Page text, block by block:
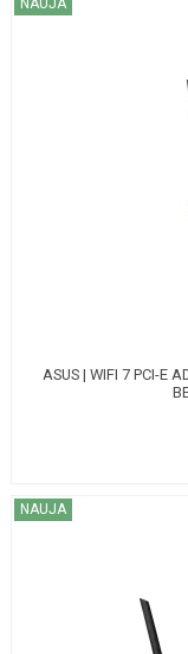
ASUS | WIFI 7 PCI-E
NAUJA